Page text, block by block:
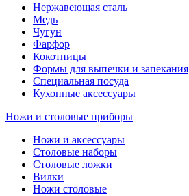
Нержавеющая сталь
Медь
Чугун
Фарфор
Кокотницы
Формы для выпечки и запекания
Специальная посуда
Кухонные аксессуары
Ножи и столовые приборы
Ножи и аксессуары
Столовые наборы
Столовые ложки
Вилки
Ножи столовые